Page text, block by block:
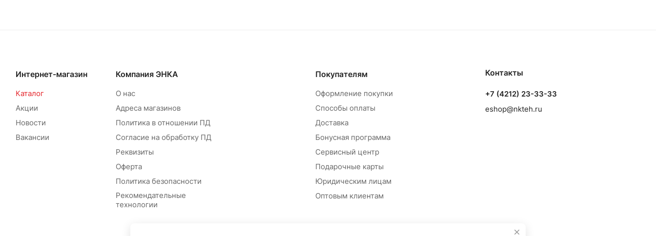
Интернет-магазин
Каталог
Акции
Новости
Вакансии
Компания ЭНКА
О нас
Адреса магазинов
Политика в отношении ПД
Согласие на обработку ПД
Реквизиты
Оферта
Политика безопасности
Рекомендательные
технологии
Покупателям
Оформление покупки
Способы оплаты
Доставка
Бонусная программа
Сервисный центр
Подарочные карты
Юридическим лицам
Оптовым клиентам
Контакты
+7 (4212) 23-33-33
eshop@nkteh.ru